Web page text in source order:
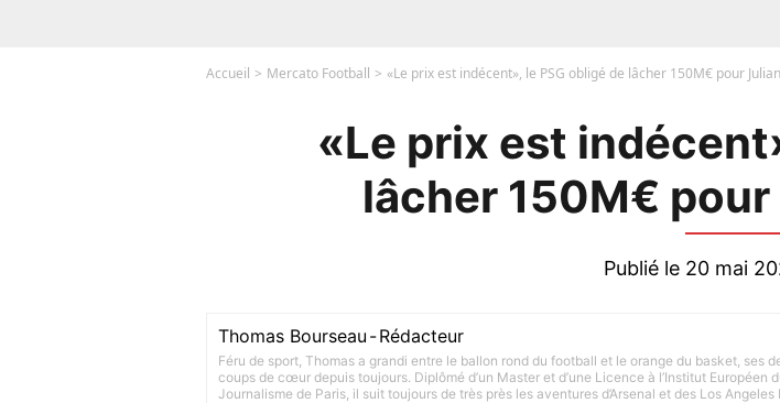
Accueil Mercato Football «Le prix est indécent», le PSG obligé de lâcher 150M€ pour
«Le prix est
lâcher 150M€
Publié le 20 mai
Thomas Bourseau -Rédacteur
Féru de sport, Thomas a grandi entre le ballon rond du football et le orange du basket, ses
coups de cœur depuis toujours. Diplômé d’un Master et d’une Licence à l’Institut Européen
Journalisme de Paris, il suit toujours de très près les aventures d’Arsenal et des Los Angeles